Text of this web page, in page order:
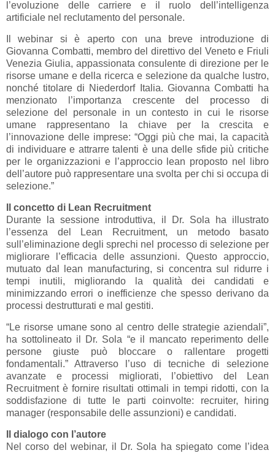
l’evoluzione delle carriere e il ruolo dell’intelligenza
artificiale nel reclutamento del personale.
Il webinar si è aperto con una breve introduzione di
Giovanna Combatti, membro del direttivo del Veneto e Friuli
Venezia Giulia, appassionata consulente di direzione per le
risorse umane e della ricerca e selezione da qualche lustro,
nonché titolare di Niederdorf Italia. Giovanna Combatti ha
menzionato l’importanza crescente del processo di
selezione del personale in un contesto in cui le risorse
umane rappresentano la chiave per la crescita e
l’innovazione delle imprese: “Oggi più che mai, la capacità
di individuare e attrarre talenti è una delle sfide più critiche
per le organizzazioni e l’approccio lean proposto nel libro
dell’autore può rappresentare una svolta per chi si occupa di
selezione.”
Il concetto di Lean Recruitment
Durante la sessione introduttiva, il Dr. Sola ha illustrato
l’essenza del Lean Recruitment, un metodo basato
sull’eliminazione degli sprechi nel processo di selezione per
migliorare l’efficacia delle assunzioni. Questo approccio,
mutuato dal lean manufacturing, si concentra sul ridurre i
tempi inutili, migliorando la qualità dei candidati e
minimizzando errori o inefficienze che spesso derivano da
processi destrutturati e mal gestiti.
“Le risorse umane sono al centro delle strategie aziendali”,
ha sottolineato il Dr. Sola “e il mancato reperimento delle
persone giuste può bloccare o rallentare progetti
fondamentali.” Attraverso l’uso di tecniche di selezione
avanzate e processi migliorati, l’obiettivo del Lean
Recruitment è fornire risultati ottimali in tempi ridotti, con la
soddisfazione di tutte le parti coinvolte: recruiter, hiring
manager (responsabile delle assunzioni) e candidati.
Il dialogo con l’autore
Nel corso del webinar, il Dr. Sola ha spiegato come l’idea